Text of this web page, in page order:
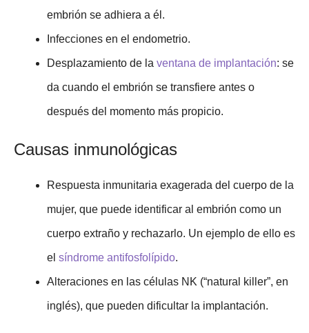
embrión se adhiera a él.
Infecciones en el endometrio.
Desplazamiento de la ventana de implantación: se
da cuando el embrión se transfiere antes o
después del momento más propicio.
Causas inmunológicas
Respuesta inmunitaria exagerada del cuerpo de la
mujer, que puede identificar al embrión como un
cuerpo extraño y rechazarlo. Un ejemplo de ello es
el síndrome antifosfolípido.
Alteraciones en las células NK (“natural killer”, en
inglés), que pueden dificultar la implantación.